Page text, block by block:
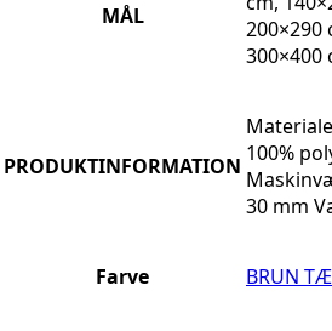
MÅL
200×290
300×400
PRODUKTINFORMATION 100%
30 mm
Farve BRUN